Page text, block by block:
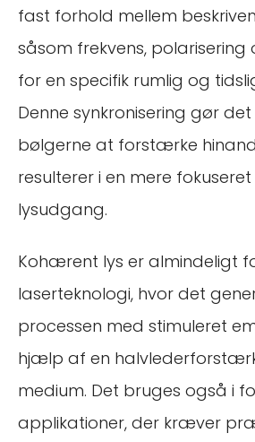
fast forhold mellem
såsom frekvens, polarisering
for en specifik rumlig og
Denne synkronisering gør
bølgerne at forstærke
resulterer i en mere
lysudgang.
Kohærent lys er almindeligt
laserteknologi, hvor det
processen med stimuleret
hjælp af en
medium. Det bruges også i
applikationer, der kræver